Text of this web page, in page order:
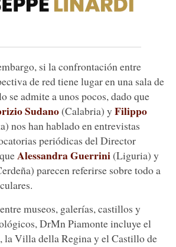
si la confrontación entre
de red tiene lugar en una sala de
se admite a unos pocos, dado que
Sudano(Calabria) y Filippo
nos han hablado en entrevistas
periódicas del Director
Alessandra Guerrini(Liguria) y
parecen referirse sobre todo a
museos, galerías, castillos y
DrMn Piamonte incluye el
la Villa della Regina y el Castillo de